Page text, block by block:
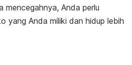
mencegahnya, Anda perlu
yang Anda miliki dan hidup lebih